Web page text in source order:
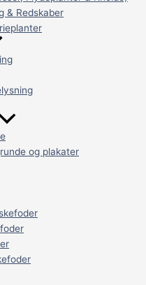
& Redskaber
og plakater